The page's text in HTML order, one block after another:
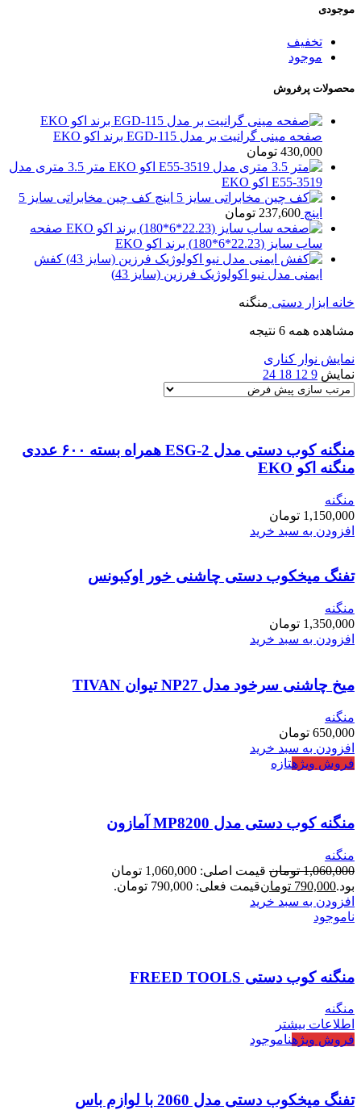
موجودی
تخفیف
موجود
محصولات پرفروش
صفحه مینی گرانیت بر مدل EGD-115 برند اکو EKO
430,000 تومان
متر 3.5 متری مدل
E55-3519 اکو EKO
کف چین مخابراتی سایز 5
اینچ 237,600 تومان
صفحه
ساب سایز (22.23*6*180) برند اکو EKO
کفش
ایمنی مدل نیو اکولوژیک فرزین (سایز 43)
خانه ابزار دستی منگنه
مشاهده همه 6 نتیجه
نمایش نوار کناری
نمایش 9
12
18
24
منگنه کوب دستی مدل ESG-2 همراه بسته ۶۰۰ عددی
منگنه اکو EKO
منگنه
1,150,000 تومان
افزودن به سبد خرید
تفنگ میخکوب دستی چاشنی خور اوکبونس
منگنه
1,350,000 تومان
افزودن به سبد خرید
میخ چاشنی سرخود مدل NP27 تیوان TIVAN
منگنه
650,000 تومان
افزودن به سبد خرید
فروش ویژهتازه
منگنه کوب دستی مدل MP8200 آمازون
منگنه
1,060,000 تومان
قیمت اصلی: 1,060,000 تومان
بود.790,000 تومانقیمت فعلی: 790,000 تومان.
افزودن به سبد خرید
ناموجود
منگنه کوب دستی FREED TOOLS
منگنه
اطلاعات بیشتر
فروش ویژهناموجود
تفنگ میخکوب دستی مدل 2060 با لوازم باس